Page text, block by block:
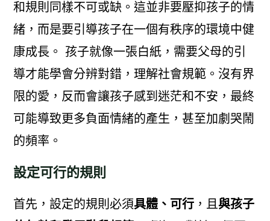
和規則同樣不可或缺。這並非要壓抑孩子的情
緒，而是要引導孩子在一個有秩序的環境中健
康成長。 孩子就像一張白紙，需要父母的引
導才能學會分辨對錯，理解社會規範。沒有界
限的愛，反而會讓孩子感到迷茫和不安，最終
可能導致更多負面情緒的產生，甚至加劇哭鬧
的頻率。
設定可行的規則
首先，設定的規則必須具體、可行，且 與孩子